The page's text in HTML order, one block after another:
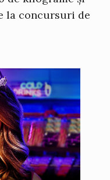
la concursuri de